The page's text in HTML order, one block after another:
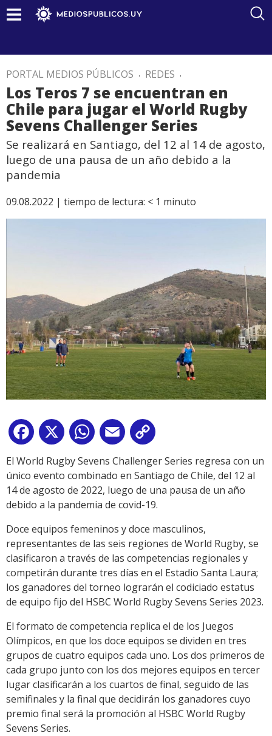
PORTAL MEDIOS PÚBLICOS . REDES .
Los Teros 7 se encuentran en
Chile para jugar el World Rugby
Sevens Challenger Series
Se realizará en Santiago, del 12 al 14 de agosto,
luego de una pausa de un año debido a la
pandemia
09.08.2022 | tiempo de lectura: < 1 minuto
Facebook
X WhatsApp
Email
Link
El World Rugby Sevens Challenger Series regresa con un
único evento combinado en Santiago de Chile, del 12 al
14 de agosto de 2022, luego de una pausa de un año
debido a la pandemia de covid-19.
Doce equipos femeninos y doce masculinos,
representantes de las seis regiones de World Rugby, se
clasificaron a través de las competencias regionales y
competirán durante tres días en el Estadio Santa Laura;
los ganadores del torneo lograrán el codiciado estatus
de equipo fijo del HSBC World Rugby Sevens Series 2023.
El formato de competencia replica el de los Juegos
Olímpicos, en que los doce equipos se dividen en tres
grupos de cuatro equipos cada uno. Los dos primeros de
cada grupo junto con los dos mejores equipos en tercer
lugar clasificarán a los cuartos de final, seguido de las
semifinales y la final que decidirán los ganadores cuyo
premio final será la promoción al HSBC World Rugby
Sevens Series.